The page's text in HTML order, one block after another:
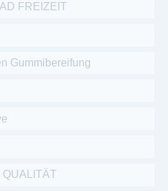
FREIZEIT
Gummibereifung
QUALITÄT